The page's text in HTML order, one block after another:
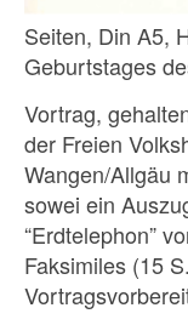
Seiten, Din A5,
Geburtstages
Vortrag,
der Freien
Wangen/Allgäu
sowei ein
“Erdtelephon”
Faksimiles (15